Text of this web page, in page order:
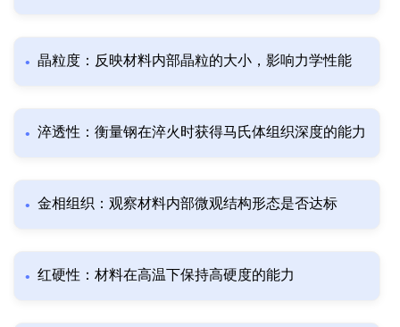
晶粒度：反映材料内部晶粒的大小，影响力学性能
淬透性：衡量钢在淬火时获得马氏体组织深度的能力
金相组织：观察材料内部微观结构形态是否达标
红硬性：材料在高温下保持高硬度的能力